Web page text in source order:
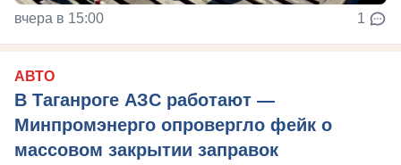
вчера в 15:00 1
АВТО
В Таганроге АЗС работают —
Минпромэнерго опровергло фейк о
массовом закрытии заправок